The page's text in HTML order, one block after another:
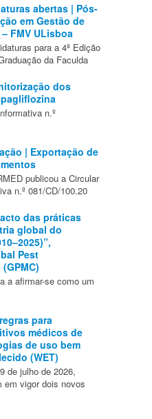
abertas | Pós-
em Gestão de
FMV ULisboa
para a 4ª Edição
da Faculda
dos
n.º
| Exportação de
publicou a Circular
n.º 081/CD/100.20
das práticas
global do
Pest
a afirmar-se como um
para
médicos de
de uso bem
(WET)
de julho de 2026,
em vigor dois novos